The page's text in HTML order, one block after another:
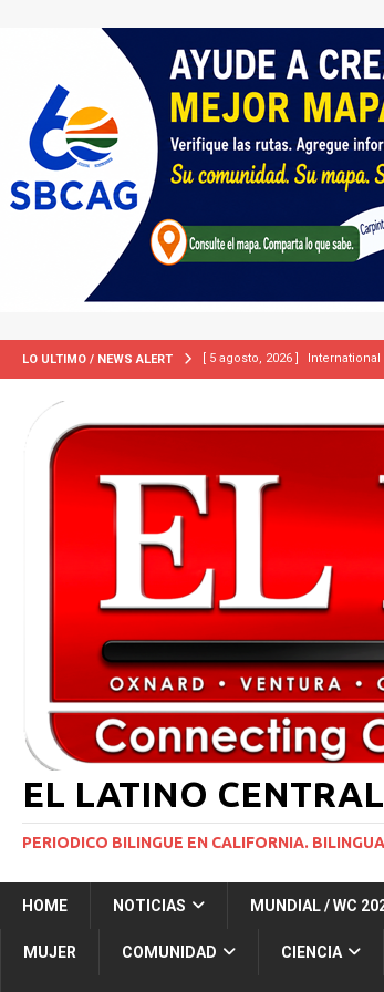
LO ULTIMO / NEWS ALERT [ 5 agosto, 2026 ]
[ 2 julio, 2024 ] Colombia
Corte
INMIGRACIÓN
Potente
[ 6 agosto, 2026 ] Trump
[ 5 agosto, 2026 ] Resumen
EL LATINO
PERIODICO BILINGUE EN CALIFORNIA.
HOME NOTICIAS MUNDIAL / WC
MUJER COMUNIDAD CIENCIA